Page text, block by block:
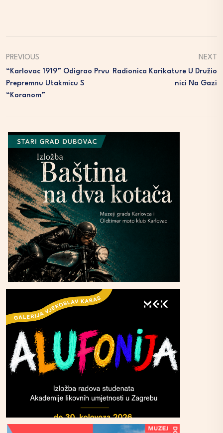
PREVIOUS
“Karlovac 1919” Odigrao Prvu
Prepremnu Utakmicu S
“Koranom”
NEXT
Radionica Karikature U Družio
Nici Na Gazi